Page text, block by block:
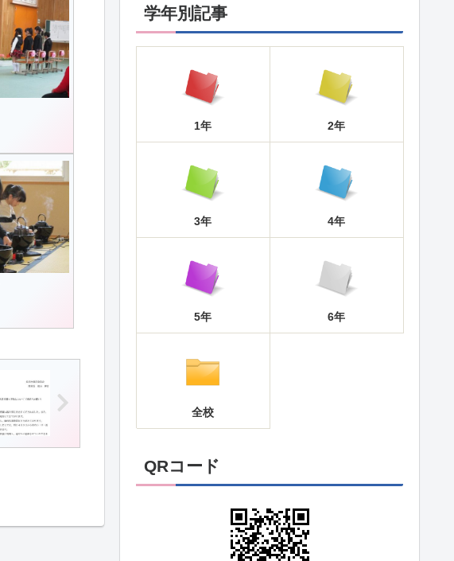
学年別記事
1年 2年
3年 4年
5年 6年
全校
QRコード